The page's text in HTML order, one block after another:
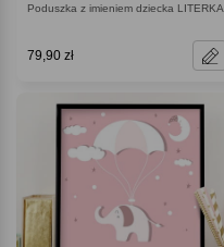
Poduszka z imieniem dziecka LITERKA
79,90 zł